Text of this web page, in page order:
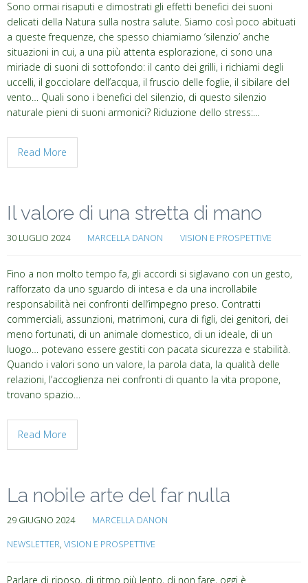
Sono ormai risaputi e dimostrati gli effetti benefici dei suoni
delicati della Natura sulla nostra salute. Siamo così poco abituati
a queste frequenze, che spesso chiamiamo ‘silenzio’ anche
situazioni in cui, a una più attenta esplorazione, ci sono una
miriade di suoni di sottofondo: il canto dei grilli, i richiami degli
uccelli, il gocciolare dell’acqua, il fruscio delle foglie, il sibilare del
vento… Quali sono i benefici del silenzio, di questo silenzio
naturale pieni di suoni armonici? Riduzione dello stress:…
Read More
Il valore di una stretta di mano
30 LUGLIO 2024 MARCELLA DANON VISION E PROSPETTIVE
Fino a non molto tempo fa, gli accordi si siglavano con un gesto,
rafforzato da uno sguardo di intesa e da una incrollabile
responsabilità nei confronti dell’impegno preso. Contratti
commerciali, assunzioni, matrimoni, cura di figli, dei genitori, dei
meno fortunati, di un animale domestico, di un ideale, di un
luogo… potevano essere gestiti con pacata sicurezza e stabilità.
Quando i valori sono un valore, la parola data, la qualità delle
relazioni, l’accoglienza nei confronti di quanto la vita propone,
trovano spazio…
Read More
La nobile arte del far nulla
29 GIUGNO 2024 MARCELLA DANON
NEWSLETTER, VISION E PROSPETTIVE
Parlare di riposo, di ritmo più lento, di non fare, oggi è